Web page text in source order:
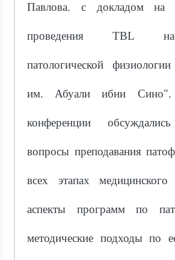
Павлова. с докладом на
проведения TBL
патологической
им. Абуали ибни
конференции
вопросы преподавания
всех этапах медицинского
аспекты программ по
методические подходы по